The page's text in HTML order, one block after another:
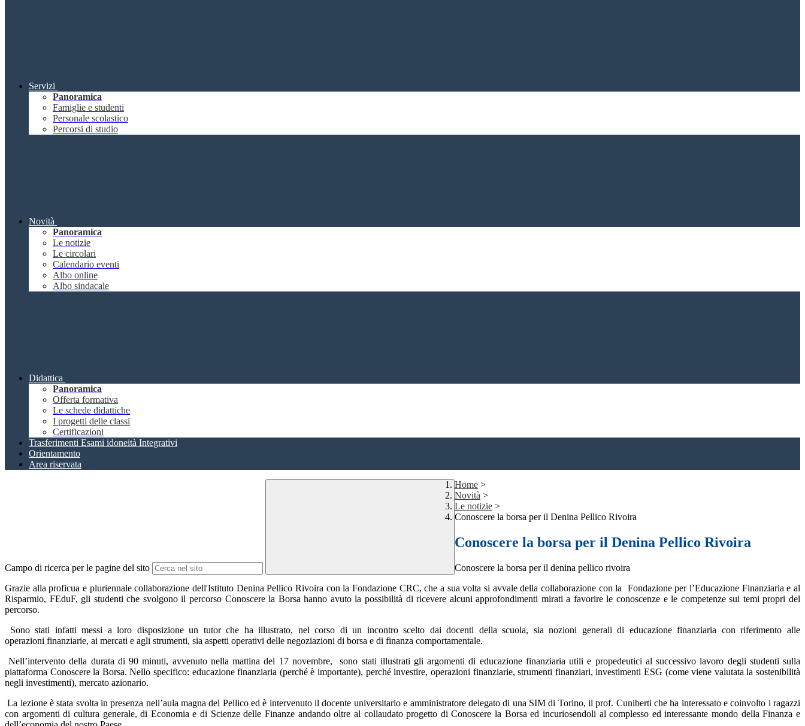
Servizi
Panoramica
Famiglie e studenti
Personale scolastico
Percorsi di studio
Novità
Panoramica
Le notizie
Le circolari
Calendario eventi
Albo online
Albo sindacale
Didattica
Panoramica
Offerta formativa
Le schede didattiche
I progetti delle classi
Certificazioni
Trasferimenti Esami idoneità Integrativi
Orientamento
Area riservata
Campo di ricerca per le pagine del sito
Home >
Novità >
Le notizie >
Conoscere la borsa per il Denina Pellico Rivoira
Conoscere la borsa per il Denina Pellico Rivoira
Conoscere la borsa per il denina pellico rivoira
Grazie alla proficua e pluriennale collaborazione dell'Istituto Denina Pellico Rivoira con la Fondazione CRC, che a sua volta si avvale della collaborazione con la Fondazione per l’Educazione Finanziaria e al
Risparmio, FEduF, gli studenti che svolgono il percorso Conoscere la Borsa hanno avuto la possibilità di ricevere alcuni approfondimenti mirati a favorire le conoscenze e le competenze sui temi propri del
percorso.
Sono stati infatti messi a loro disposizione un tutor che ha illustrato, nel corso di un incontro scelto dai docenti della scuola, sia nozioni generali di educazione finanziaria con riferimento alle
operazioni finanziarie, ai mercati e agli strumenti, sia aspetti operativi delle negoziazioni di borsa e di finanza comportamentale.
Nell’intervento della durata di 90 minuti, avvenuto nella mattina del 17 novembre, sono stati illustrati gli argomenti di educazione finanziaria utili e propedeutici al successivo lavoro degli studenti sulla
piattaforma Conoscere la Borsa. Nello specifico: educazione finanziaria (perché è importante), perché investire, operazioni finanziarie, strumenti finanziari, investimenti ESG (come viene valutata la sostenibilità
negli investimenti), mercato azionario.
La lezione è stata svolta in presenza nell’aula magna del Pellico ed è intervenuto il docente universitario e amministratore delegato di una SIM di Torino, il prof. Cuniberti che ha interessato e coinvolto i ragazzi
con argomenti di cultura generale, di Economia e di Scienze delle Finanze andando oltre al collaudato progetto di Conoscere la Borsa ed incuriosendoli al complesso ed interessante mondo della Finanza e